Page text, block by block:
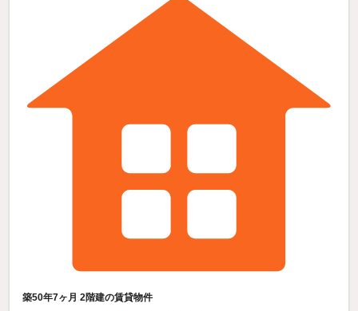
築50年7ヶ月 2階建の賃貸物件